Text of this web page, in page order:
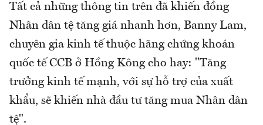
Tất cả những thông tin trên đã khiến đồng
Nhân dân tệ tăng giá nhanh hơn, Banny Lam,
chuyên gia kinh tế thuộc hãng chứng khoán
quốc tế CCB ở Hồng Kông cho hay: "Tăng
trưởng kinh tế mạnh, với sự hỗ trợ của xuất
khẩu, sẽ khiến nhà đầu tư tăng mua Nhân dân
tệ".